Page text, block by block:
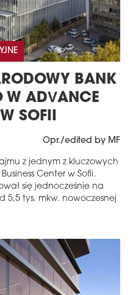
BANK
W ADVANCE
SOFII
Opr./edited by MF
z jednym z kluczowych
Center w Sofii.
się jednocześnie na
5,5 tys. mkw. nowoczesnej